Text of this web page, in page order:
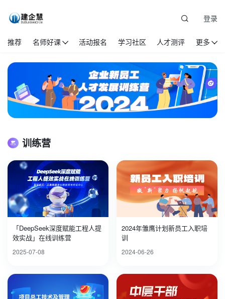
推荐 名师好课 活动报名 学习社区 人才测评 更多
登录
训练营
「DeepSeek深度赋能工程人提
效实战」在线训练营
2025-07-08
2024年雏鹰计划新员工入职培
训
2024-06-26